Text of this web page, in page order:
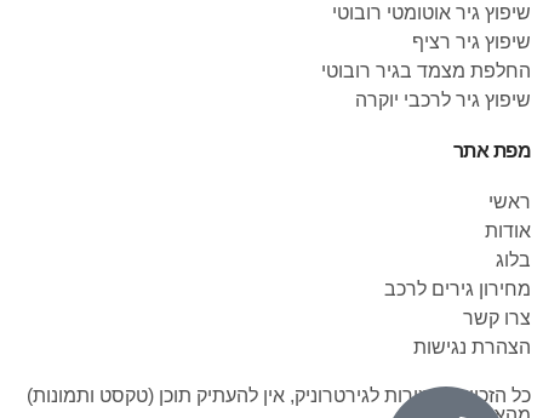
שיפוץ גיר אוטומטי רובוטי
שיפוץ גיר רציף
החלפת מצמד בגיר רובוטי
שיפוץ גיר לרכבי יוקרה
מפת אתר
ראשי
אודות
בלוג
מחירון גירים לרכב
צרו קשר
הצהרת נגישות
כל הזכויות שמורות לגירטרוניק, אין להעתיק תוכן (טקסט ותמונות)